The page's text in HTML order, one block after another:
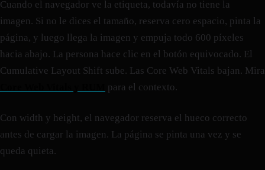
Cuando el navegador ve la etiqueta, todavía no tiene la
imagen. Si no le dices el tamaño, reserva cero espacio, pinta la
página, y luego llega la imagen y empuja todo 600 píxeles
hacia abajo. La persona hace clic en el botón equivocado. El
Cumulative Layout Shift sube. Las Core Web Vitals bajan. Mira
para el contexto.
Con width y height, el navegador reserva el hueco correcto
antes de cargar la imagen. La página se pinta una vez y se
queda quieta.